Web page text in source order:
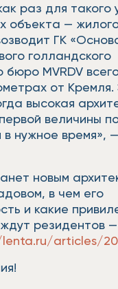
раз для такого
объекта —
ГК
голландского
бюро MVRDV
от
высокая
величины
в нужное время»,
новым
в чем его
и какие
резидентов
articles/